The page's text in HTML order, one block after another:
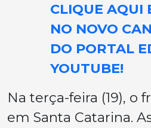
CLIQUE AQUI
NO NOVO
DO PORTAL
YOUTUBE!
Na terça-feira (19), o
em Santa Catarina.